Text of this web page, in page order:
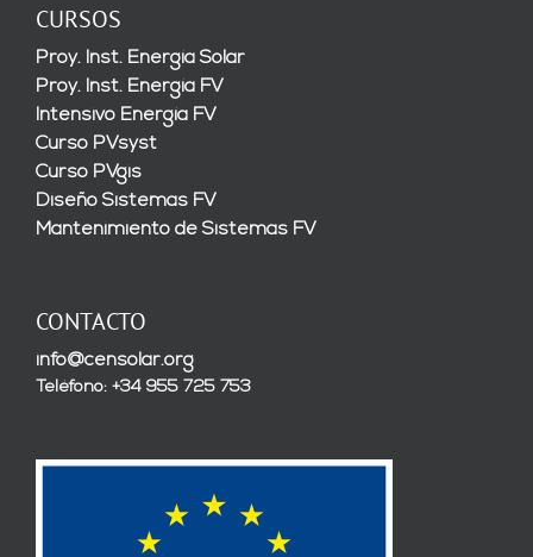
CURSOS
Proy. Inst. Energía Solar
Proy. Inst. Energía FV
Intensivo Energía FV
Curso PVsyst
Curso PVgis
Diseño Sistemas FV
Mantenimiento de Sistemas FV
CONTACTO
info@censolar.org
Teléfono: +34 955 725 753